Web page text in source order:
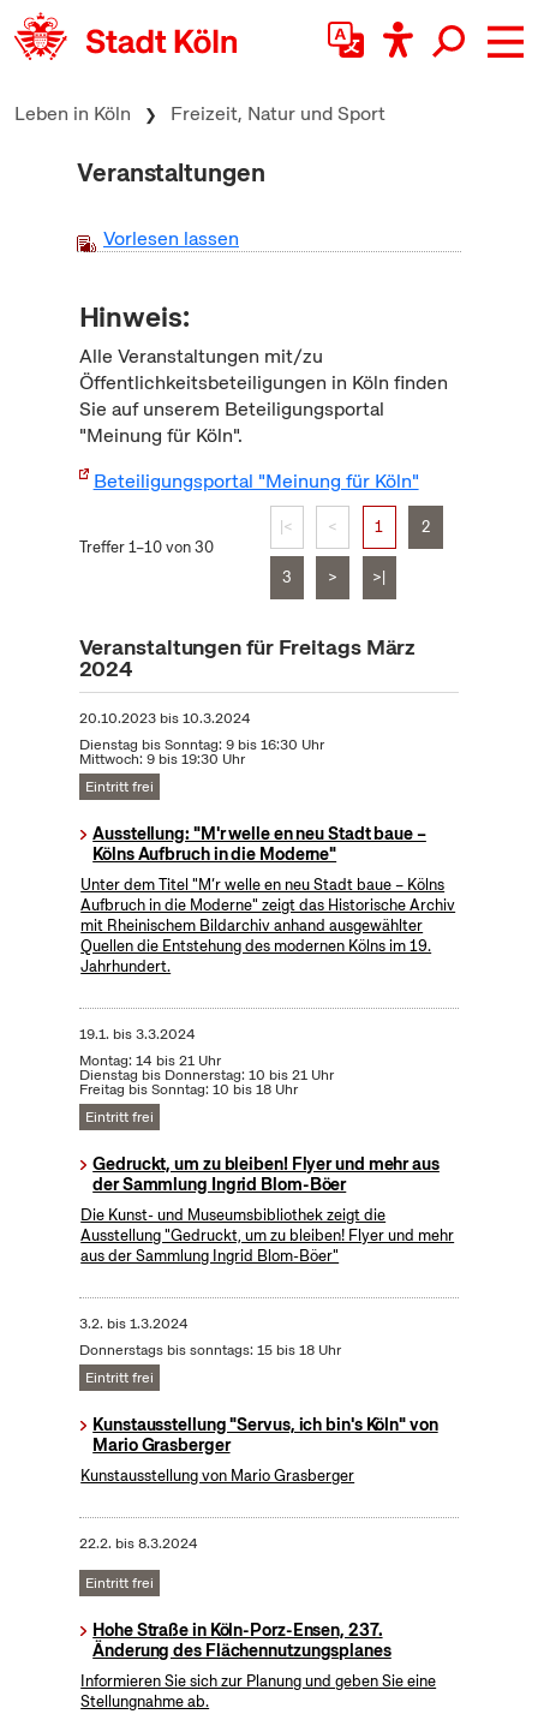
zum Inhalt springen
Leben in Köln Freizeit, Natur und Sport
Veranstaltungen
Vorlesen lassen
Hinweis:
Alle Veranstaltungen mit/zu
Öffentlichkeitsbeteiligungen in Köln finden
Sie auf unserem Beteiligungsportal
"Meinung für Köln".
Beteiligungsportal "Meinung für Köln"
Treffer 1–10 von 30
|< < 1 2
3 > >|
Veranstaltungen für Freitags März
2024
20.10.2023bis10.3.2024
Dienstag bis Sonntag: 9 bis 16:30 Uhr
Mittwoch: 9 bis 19:30 Uhr
Eintritt frei
Ausstellung: "M'r welle en neu Stadt baue –
Kölns Aufbruch in die Moderne"
Unter dem Titel "M’r welle en neu Stadt baue – Kölns
Aufbruch in die Moderne" zeigt das Historische Archiv
mit Rheinischem Bildarchiv anhand ausgewählter
Quellen die Entstehung des modernen Kölns im 19.
Jahrhundert.
19.1. bis3.3.2024
Montag: 14 bis 21 Uhr
Dienstag bis Donnerstag: 10 bis 21 Uhr
Freitag bis Sonntag: 10 bis 18 Uhr
Eintritt frei
Gedruckt, um zu bleiben! Flyer und mehr aus
der Sammlung Ingrid Blom-Böer
Die Kunst- und Museumsbibliothek zeigt die
Ausstellung "Gedruckt, um zu bleiben! Flyer und mehr
aus der Sammlung Ingrid Blom-Böer"
3.2. bis1.3.2024
Donnerstags bis sonntags: 15 bis 18 Uhr
Eintritt frei
Kunstausstellung "Servus, ich bin's Köln" von
Mario Grasberger
Kunstausstellung von Mario Grasberger
22.2. bis8.3.2024
Eintritt frei
Hohe Straße in Köln-Porz-Ensen, 237.
Änderung des Flächennutzungsplanes
Informieren Sie sich zur Planung und geben Sie eine
Stellungnahme ab.